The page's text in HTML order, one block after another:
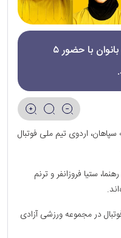
اردوی تیم ملی فوتبال نوجوانان بانوان با حضور ۵
اردوی تیم ملی فوتبال
ستیا فروزانفر و ترنم
در مجموعه ورزشی آزادی